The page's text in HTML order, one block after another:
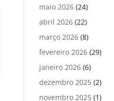
maio 2026 (24)
abril 2026 (22)
março 2026 (8)
fevereiro 2026 (29)
janeiro 2026 (6)
dezembro 2025 (2)
novembro 2025 (1)